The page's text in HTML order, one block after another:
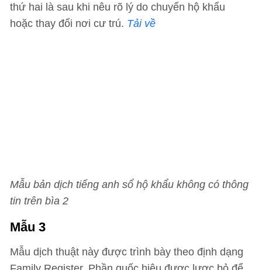
thứ hai là sau khi nêu rõ lý do chuyển hộ khẩu
hoặc thay đổi nơi cư trú. Tải về
Mẫu bản dịch tiếng anh sổ hộ khẩu không có thông
tin trên bìa 2
Mẫu 3
Mẫu dịch thuật này được trình bày theo định dạng